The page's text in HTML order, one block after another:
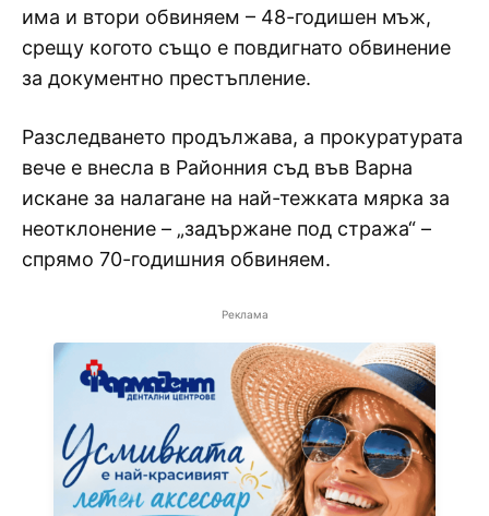
има и втори обвиняем – 48-годишен мъж,
срещу когото също е повдигнато обвинение
за документно престъпление.
Разследването продължава, а прокуратурата
вече е внесла в Районния съд във Варна
искане за налагане на най-тежката мярка за
неотклонение – „задържане под стража“ –
спрямо 70-годишния обвиняем.
Реклама